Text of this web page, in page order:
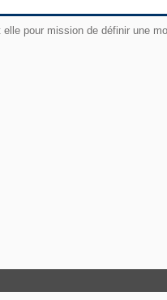
pour mission de définir une